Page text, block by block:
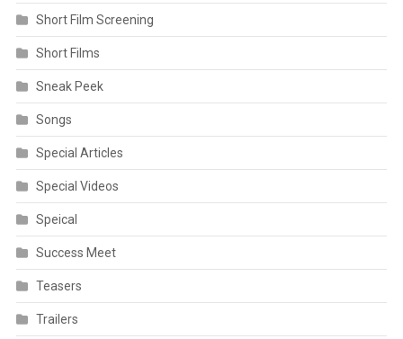
Short Film Screening
Short Films
Sneak Peek
Songs
Special Articles
Special Videos
Speical
Success Meet
Teasers
Trailers